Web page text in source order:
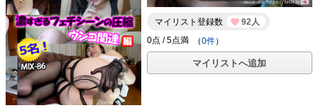
マイリスト登録数
92人
（0件）
マイリストへ追加